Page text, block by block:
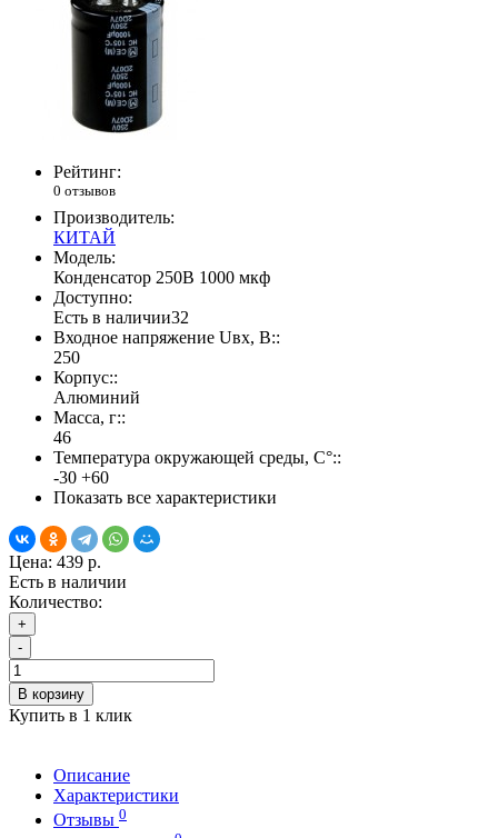
Рейтинг:
0 отзывов
Производитель:
КИТАЙ
Модель:
Конденсатор 250В 1000 мкф
Доступно:
Есть в наличии32
Входное напряжение Uвх, В::
250
Корпус::
Алюминий
Масса, г::
46
Температура окружающей среды, С°::
-30 +60
Показать все характеристики
Цена: 439 р.
Есть в наличии
Количество:
+
-
В корзину
Купить в 1 клик
Описание
Характеристики
Отзывы 0